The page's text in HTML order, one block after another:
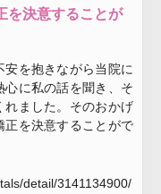
を決意することが
安を抱きながら当院に
心に私の話を聞き、そ
れました。そのおかげ
正を決意することがで
detail/3141134900/